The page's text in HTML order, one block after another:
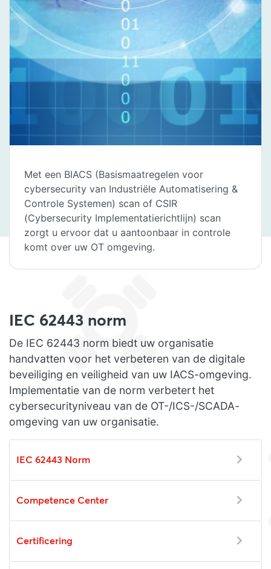
Met een BIACS (Basismaatregelen voor
cybersecurity van Industriële Automatisering &
Controle Systemen) scan of CSIR
(Cybersecurity Implementatierichtlijn) scan
zorgt u ervoor dat u aantoonbaar in controle
komt over uw OT omgeving.
IEC 62443 norm
De IEC 62443 norm biedt uw organisatie
handvatten voor het verbeteren van de digitale
beveiliging en veiligheid van uw IACS-omgeving.
Implementatie van de norm verbetert het
cybersecurityniveau van de OT-/ICS-/SCADA-
omgeving van uw organisatie.
IEC 62443 Norm
Competence Center
Certificering